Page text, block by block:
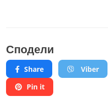
Сподели
Share Viber
Pin it